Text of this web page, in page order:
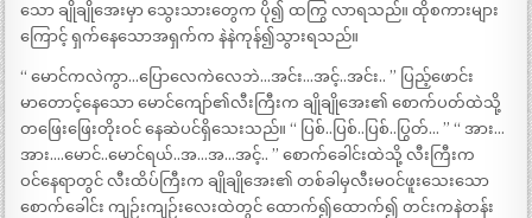
သော ချိုချိုအေးမှာ သွေးသားတွေက ပို၍ ထကြွ လာရသည်။ ထိုစကားများ
ကြောင့် ရှက်နေသောအရှက်က နဲနဲကုန်၍သွားရသည်။
“ မောင်ကလဲကွာ…ပြောလေကဲလေဘဲ…အင်း…အင့်..အင်း.. ” ပြည့်ဖောင်း
မာတောင့်နေသော မောင်ကျော်၏လီးကြီးက ချိုချိုအေး၏ စောက်ပတ်ထဲသို့
တဖြေးဖြေးတိုးဝင် နေဆဲပင်ရှိသေးသည်။ “ ပြစ်..ပြစ်..ပြစ်..ပြွတ်… ” “ အား…
အား….မောင်..မောင်ရယ်..အ…အ…အင့်.. ” စောက်ခေါင်းထဲသို့ လီးကြီးက
ဝင်နေရာတွင် လီးထိပ်ကြီးက ချိုချိုအေး၏ တစ်ခါမှလီးမဝင်ဖူးသေးသော
စောက်ခေါင်း ကျဉ်းကျဉ်းလေးထဲတွင် ထောက်၍ထောက်၍ တင်းကနဲတန်း